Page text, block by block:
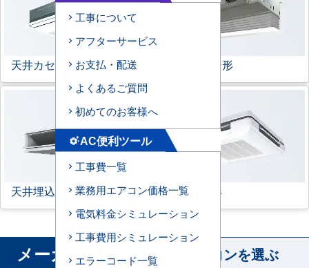
天井カセット形1方向 ビルトイン形
天井埋込ダクト形 天吊自在形
メーカー から業務用エアコンを選ぶ
工事について
アフターサービス
お支払・配送
よくあるご質問
初めてのお客様へ
settings_suggestAC便利ツール
工事費一覧
業務用エアコン価格一覧
電気料金シミュレーション
工事費用シミュレーション
エラーコード一覧